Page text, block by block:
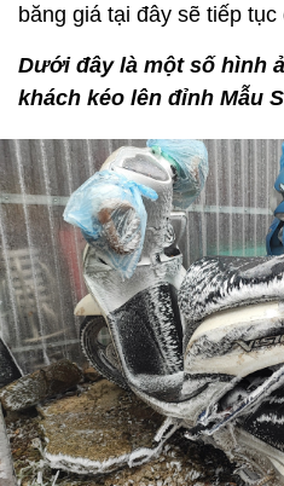
băng giá tại đây sẽ tiếp
Dưới đây là một số hình
khách kéo lên đỉnh Mẫu